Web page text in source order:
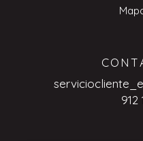
912